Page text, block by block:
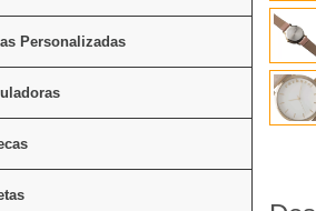
Personalizadas